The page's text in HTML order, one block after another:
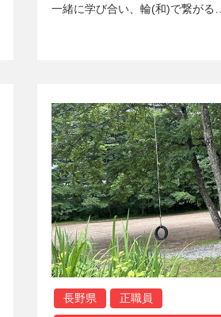
一緒に学び合い、輪(和)で繋がる
長野県 正職員